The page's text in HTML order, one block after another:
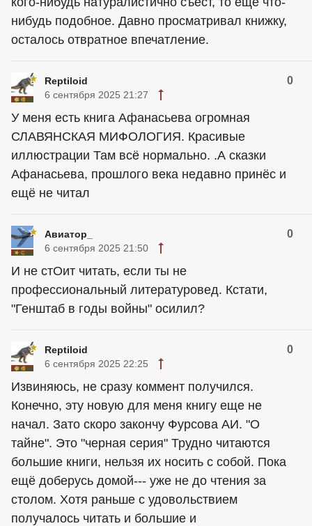
нибудь подобное. Давно просматривал книжку,
осталось отвратное впечатление.
Reptiloid 0
6 сентября 2025 21:27
У меня есть книга Афанасьева огромная
СЛАВЯНСКАЯ МИФОЛОГИЯ. Красивые
иллюстрации Там всё нормально. .А сказки
Афанасьева, прошлого века недавно принёс и
ещё не читал
Авиатор_ 0
6 сентября 2025 21:50
И не стОит читать, если ты не
профессиональный литературовед. Кстати,
"Генштаб в годы войны" осилил?
Reptiloid 0
6 сентября 2025 22:25
Извиняюсь, не сразу коммент получился.
Конечно, эту новую для меня книгу еще не
начал. Зато скоро закончу Фурсова АИ. "О
тайне". Это "черная серия" Трудно читаются
большие книги, нельзя их носить с собой. Пока
ещё доберусь домой--- уже не до чтения за
столом. Хотя раньше с удовольствием
получалось читать и большие и